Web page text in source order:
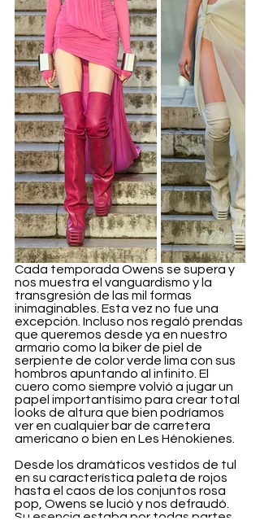
Cada temporada Owens se supera y
nos muestra el vanguardismo y la
transgresión de las mil formas
inimaginables. Esta vez no fue una
excepción. Incluso nos regaló prendas
que queremos desde ya en nuestro
armario como la biker de piel de
serpiente de color verde lima con sus
hombros apuntando al infinito. El
cuero como siempre volvió a jugar un
papel importantísimo para crear total
looks de altura que bien podríamos
ver en cualquier bar de carretera
americano o bien en Les Hénokienes.
Desde los dramáticos vestidos de tul
en su característica paleta de rojos
hasta el caos de los conjuntos rosa
pop, Owens se lució y nos defraudó.
Su esencia estaba por todas partes.